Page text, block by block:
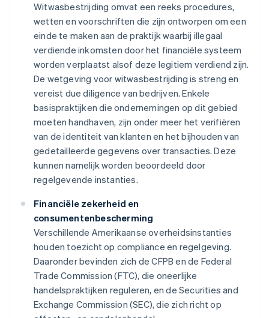
Witwasbestrijding omvat een reeks procedures,
wetten en voorschriften die zijn ontworpen om een
einde te maken aan de praktijk waarbij illegaal
verdiende inkomsten door het financiële systeem
worden verplaatst alsof deze legitiem verdiend zijn.
De wetgeving voor witwasbestrijding is streng en
vereist due diligence van bedrijven. Enkele
basispraktijken die ondernemingen op dit gebied
moeten handhaven, zijn onder meer het verifiëren
van de identiteit van klanten en het bijhouden van
gedetailleerde gegevens over transacties. Deze
kunnen namelijk worden beoordeeld door
regelgevende instanties.
Financiële zekerheid en
consumentenbescherming
Verschillende Amerikaanse overheidsinstanties
houden toezicht op compliance en regelgeving.
Daaronder bevinden zich de CFPB en de Federal
Trade Commission (FTC), die oneerlijke
handelspraktijken reguleren, en de Securities and
Exchange Commission (SEC), die zich richt op